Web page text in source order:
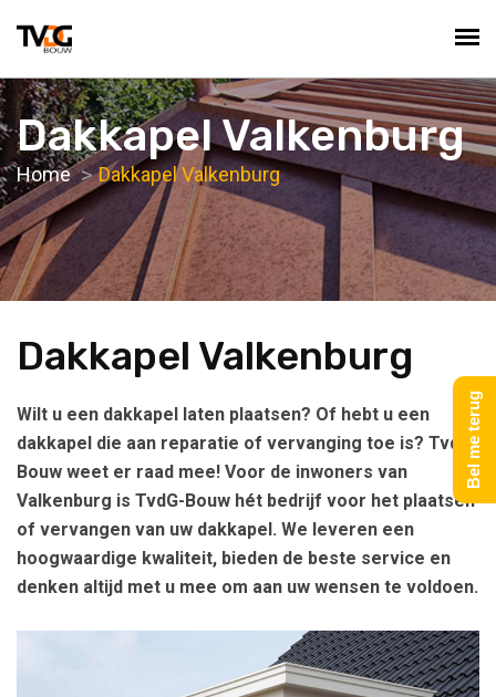
Dakkapel Valkenburg
Home Dakkapel Valkenburg
Dakkapel Valkenburg
Wilt u een dakkapel laten plaatsen? Of hebt u een
dakkapel die aan reparatie of vervanging toe is? TvdG-
Bouw weet er raad mee! Voor de inwoners van
Valkenburg is TvdG-Bouw hét bedrijf voor het plaatsen
of vervangen van uw dakkapel. We leveren een
hoogwaardige kwaliteit, bieden de beste service en
denken altijd met u mee om aan uw wensen te voldoen.
Bel me terug